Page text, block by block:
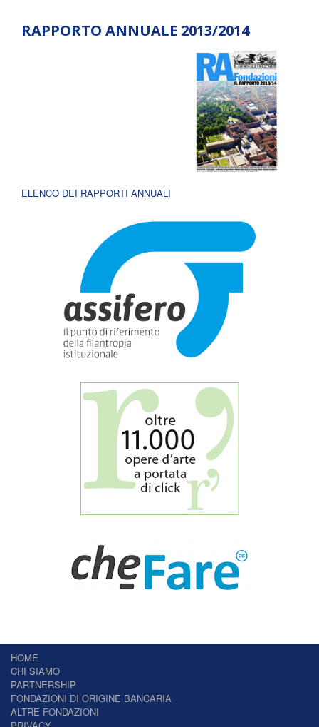
RAPPORTO ANNUALE 2013/2014
ELENCO DEI RAPPORTI ANNUALI
HOME
CHI SIAMO
PARTNERSHIP
FONDAZIONI DI ORIGINE BANCARIA
ALTRE FONDAZIONI